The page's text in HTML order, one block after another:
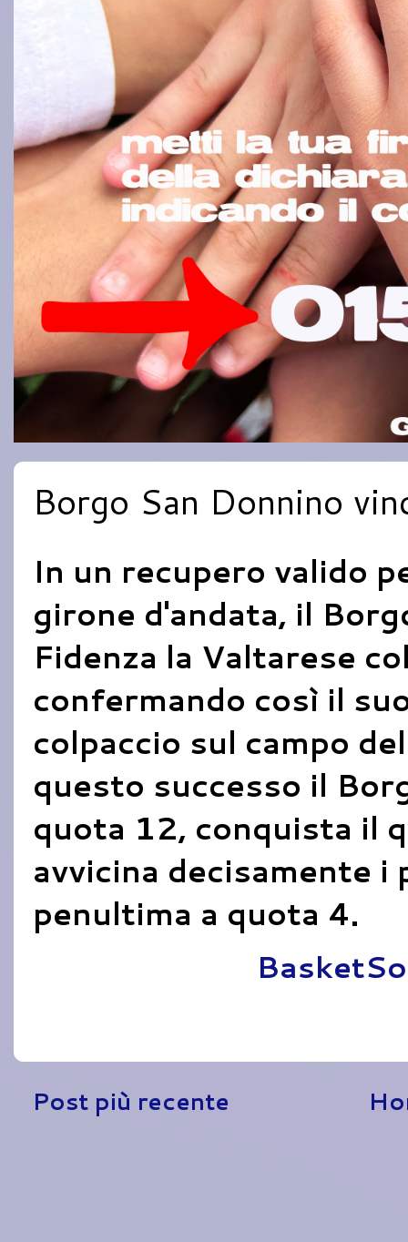
Borgo San Donnino
In un recupero valido
girone d'andata, il
Fidenza la Valtarese
confermando così il
colpaccio sul campo
questo successo il
quota 12, conquista il
avvicina decisamente
penultima a quota 4.
Post più recente